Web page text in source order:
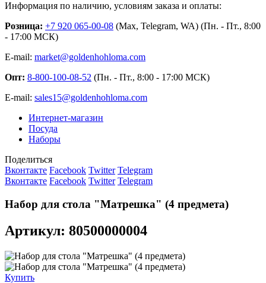
Информация по наличию, условиям заказа и оплаты:
Розница: +7 920 065-00-08 (Max, Telegram, WA) (Пн. - Пт., 8:00
- 17:00 МСК)
E-mail: market@goldenhohloma.com
Опт: 8-800-100-08-52 (Пн. - Пт., 8:00 - 17:00 МСК)
E-mail: sales15@goldenhohloma.com
Интернет-магазин
Посуда
Наборы
Поделиться
Вконтакте Facebook Twitter Telegram
Вконтакте Facebook Twitter Telegram
Набор для стола "Матрешка" (4 предмета)
Артикул: 80500000004
Купить